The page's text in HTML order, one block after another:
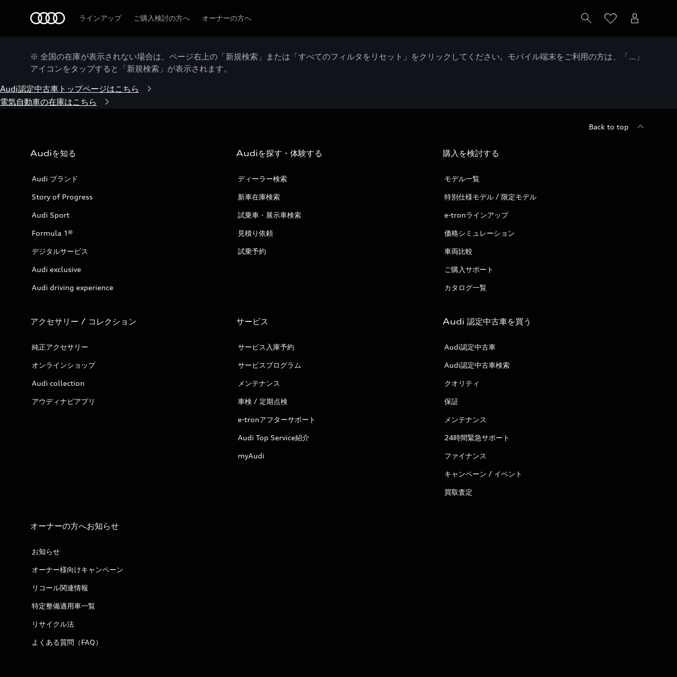
ラインアップ ご購入検討の方へ オーナーの方へ
※ 全国の在庫が表示されない場合は、ページ右上の「新規検索」または「すべてのフィルタをリセット」をクリックしてください。モバイル端末をご利用の方は、「…」
アイコンをタップすると「新規検索」が表示されます。
Audi認定中古車トップページはこちら
電気自動車の在庫はこちら
Back to top
Audiを知る
Audi ブランド
Story of Progress
Audi Sport
Formula 1®
デジタルサービス
Audi exclusive
Audi driving experience
Audiを探す・体験する
ディーラー検索
新車在庫検索
試乗車・展示車検索
見積り依頼
試乗予約
購入を検討する
モデル一覧
特別仕様モデル / 限定モデル
e-tronラインアップ
価格シミュレーション
車両比較
ご購入サポート
カタログ一覧
アクセサリー / コレクション
純正アクセサリー
オンラインショップ
Audi collection
アウディナビアプリ
サービス
サービス入庫予約
サービスプログラム
メンテナンス
車検 / 定期点検
e-tronアフターサポート
Audi Top Service紹介
myAudi
Audi 認定中古車を買う
Audi認定中古車
Audi認定中古車検索
クオリティ
保証
メンテナンス
24時間緊急サポート
ファイナンス
キャンペーン / イベント
買取査定
オーナーの方へお知らせ
お知らせ
オーナー様向けキャンペーン
リコール関連情報
特定整備適用車一覧
リサイクル法
よくある質問（FAQ）